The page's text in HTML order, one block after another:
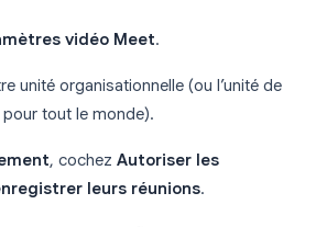
vidéo Meet.
unité organisationnelle (ou l’unité de
tout le monde).
, cochez Autoriser les
leurs réunions.